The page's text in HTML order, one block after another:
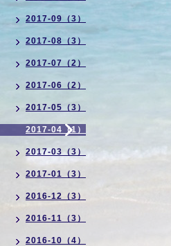
2017-09（3）
2017-08（3）
2017-07（2）
2017-06（2）
2017-05（3）
2017-04（1）
2017-03（3）
2017-01（3）
2016-12（3）
2016-11（3）
2016-10（4）